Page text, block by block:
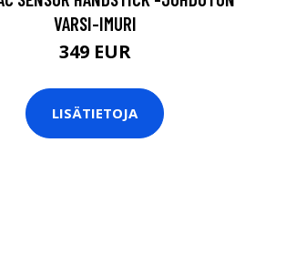
VARSI-IMURI
349 EUR
LISÄTIETOJA